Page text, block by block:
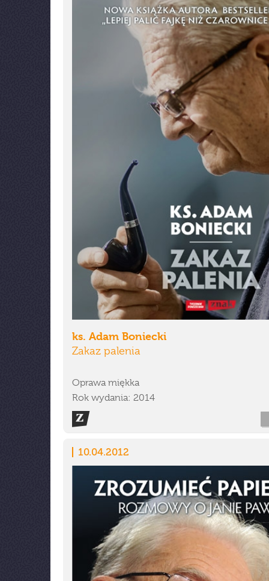
ks. Adam Boniecki
Zakaz palenia
Oprawa miękka
Rok wydania: 2014
10.04.2012